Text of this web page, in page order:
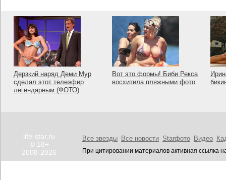
Дерзкий наряд Деми Мур
сделал этот телеэфир
легендарным (ФОТО)
Вот это формы! Биби Рекса
восхитила пляжными фото
life-star.ru
© 18+
2008-2026
Все звезды Все новости Starфото Видео
При цитировании материалов активная ссылка